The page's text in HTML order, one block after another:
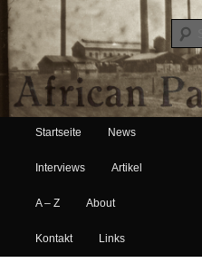
African Paper
Hauptmenü
Zum Inhalt wechseln
Zum sekundären Inhalt
Startseite News
Interviews Artikel
A – Z About
Kontakt Links